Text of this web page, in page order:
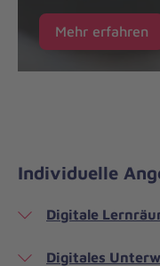
Mehr erfahren
Individuelle
Digitale
Digitales